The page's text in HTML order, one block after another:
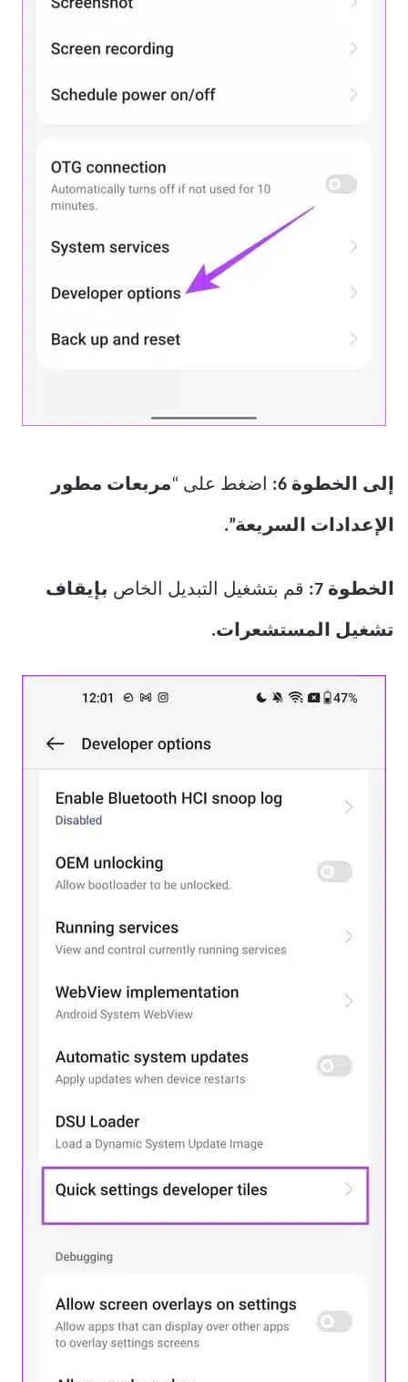
إلى الخطوة 6: اضغط على “مربعات مطور
الإعدادات السريعة”.
الخطوة 7: قم بتشغيل التبديل الخاص بإيقاف
تشغيل المستشعرات.